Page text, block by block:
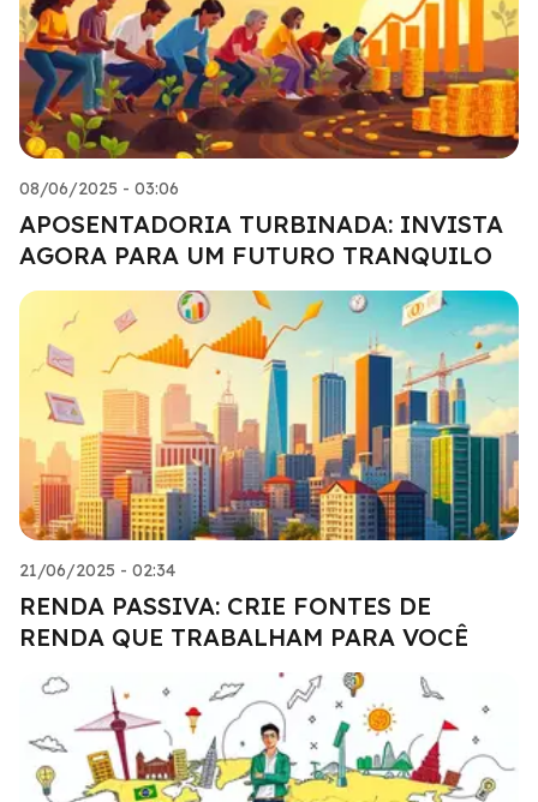
08/06/2025 - 03:06
APOSENTADORIA TURBINADA: INVISTA
AGORA PARA UM FUTURO TRANQUILO
21/06/2025 - 02:34
RENDA PASSIVA: CRIE FONTES DE
RENDA QUE TRABALHAM PARA VOCÊ